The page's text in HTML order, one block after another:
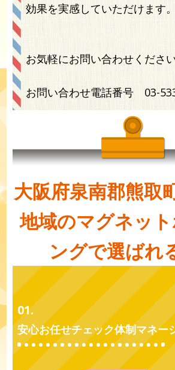
効果を実感していただけます。
お気軽にお問い合わせくださ
お問い合わせ電話番号 03-
大阪府泉南郡熊取
地域のマグネッ
ングで選ばれ
01.
安心お任せチェック体制マネー